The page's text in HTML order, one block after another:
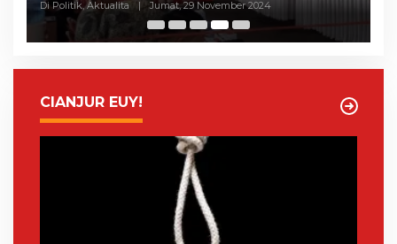
Di Politik, Aktualita | Jumat, 29 November 2024
CIANJUR EUY!